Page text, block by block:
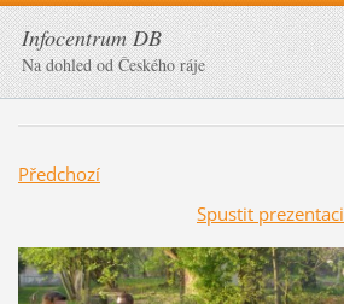
Infocentrum DB
Na dohled od Českého ráje
Předchozí
Spustit prezentaci